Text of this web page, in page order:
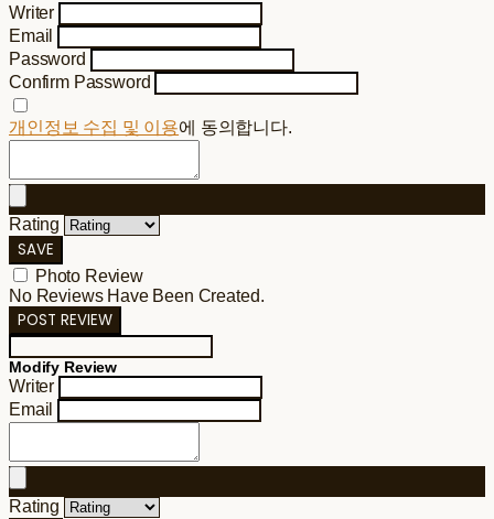
Writer
Email
Password
Confirm Password
개인정보 수집 및 이용에 동의합니다.
Rating
SAVE
Photo Review
No Reviews Have Been Created.
POST REVIEW
Modify Review
Writer
Email
Rating